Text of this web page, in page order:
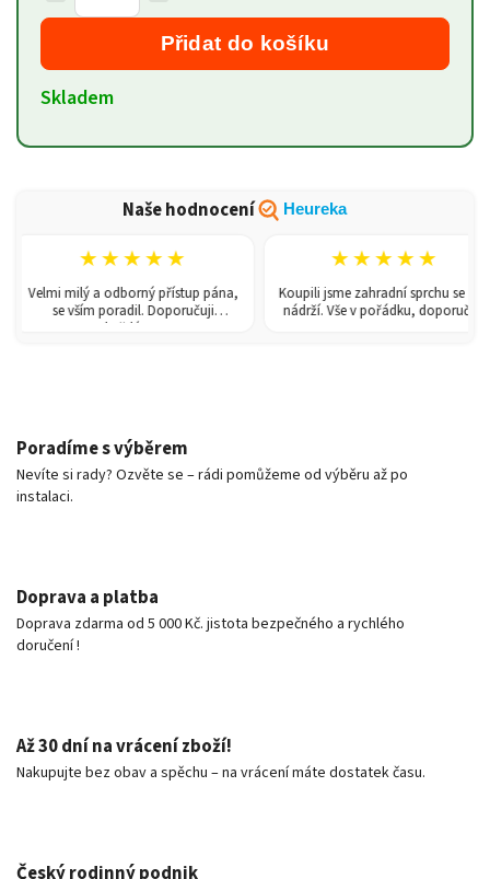
Přidat do košíku
Skladem
Naše hodnocení Heureka
★★★★★
Velmi milý a odborný přístup pána,
se vším poradil. Doporučuji
každému!
★★★★★
Koupili jsme zahradní sprchu se 150l
nádrží. Vše v pořádku, doporučuji.
Poradíme s výběrem
Nevíte si rady? Ozvěte se – rádi pomůžeme od výběru až po
instalaci.
Doprava a platba
Doprava zdarma od 5 000 Kč. jistota bezpečného a rychlého
doručení !
Až 30 dní na vrácení zboží!
Nakupujte bez obav a spěchu – na vrácení máte dostatek času.
Český rodinný podnik